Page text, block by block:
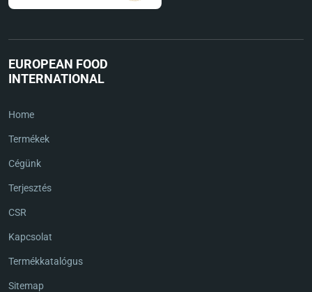
EUROPEAN FOOD
INTERNATIONAL
Home
Termékek
Cégünk
Terjesztés
CSR
Kapcsolat
Termékkatalógus
Sitemap